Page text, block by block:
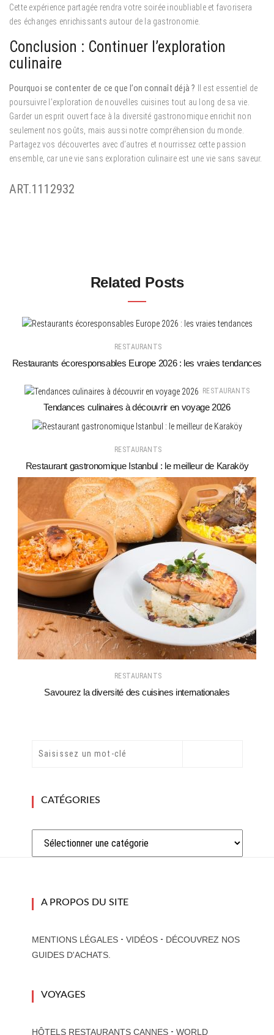
Cette expérience partagée rendra votre soirée inoubliable et favorisera
des échanges enrichissants autour de la gastronomie.
Conclusion : Continuer l’exploration
culinaire
Pourquoi se contenter de ce que l’on connaît déjà ? Il est essentiel de
poursuivre l’exploration de nouvelles cuisines tout au long de sa vie.
Garder un esprit ouvert face à la diversité gastronomique enrichit non
seulement nos goûts, mais aussi notre compréhension du monde.
Partagez vos découvertes avec d’autres et nourrissez cette passion
ensemble, car une vie sans exploration culinaire est une vie sans saveur.
ART.1112932
Related Posts
RESTAURANTS
Restaurants écoresponsables Europe 2026 : les vraies tendances
RESTAURANTS
Tendances culinaires à découvrir en voyage 2026
RESTAURANTS
Restaurant gastronomique Istanbul : le meilleur de Karaköy
RESTAURANTS
Savourez la diversité des cuisines internationales
CATÉGORIES
A PROPOS DU SITE
MENTIONS LÉGALES- VIDÉOS- DÉCOUVREZ NOS
GUIDES D'ACHATS.
VOYAGES
HÔTELS RESTAURANTS CANNES- WORLD